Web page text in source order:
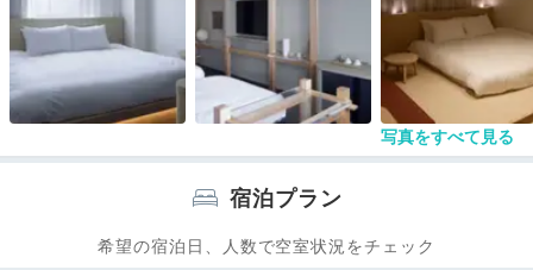
写真をすべて見る
宿泊プラン
希望の宿泊日、人数で空室状況をチェック